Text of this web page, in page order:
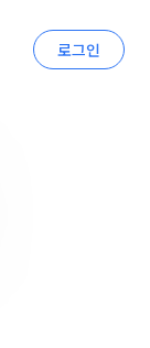
로그인